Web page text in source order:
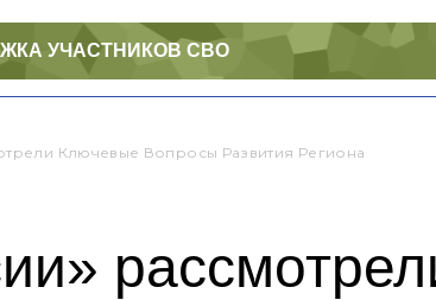
УЧАСТНИКОВ СВО
Ключевые Вопросы Развития Региона